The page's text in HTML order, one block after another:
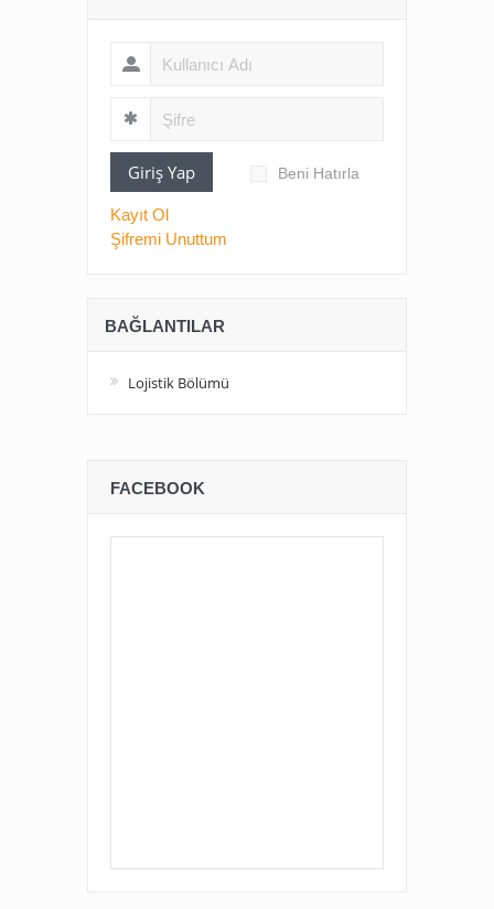
Giriş Yap Beni Hatırla
Kayıt Ol
Şifremi Unuttum
BAĞLANTILAR
Lojistik Bölümü
FACEBOOK